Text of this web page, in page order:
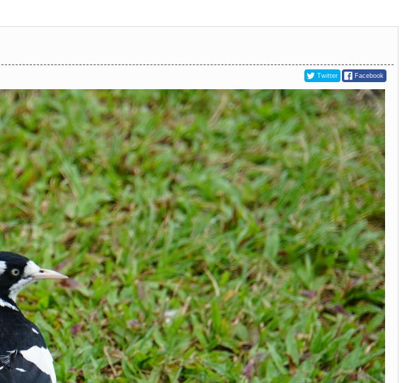
Twitter Facebook